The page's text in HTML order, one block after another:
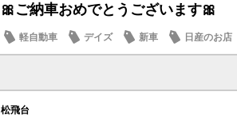
🎀ご納車おめでとうございます🎀
軽自動車 デイズ 新車 日産のお店
松飛台